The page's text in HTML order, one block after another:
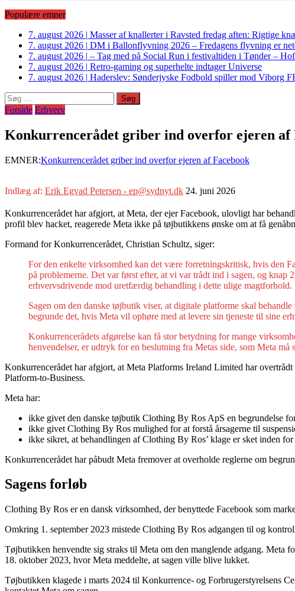
Populære emner
7. august 2026 | Masser af knallerter i Ravsted fredag aften: Rigtige
7. august 2026 | DM i Ballonflyvning 2026 – Fredagens flyvning er
7. august 2026 | – Tag med på Social Run i festivaltiden i Tønder –
7. august 2026 | Retro-gaming og superhelte indtager Universe
7. august 2026 | Haderslev: Sønderjyske Fodbold spiller mod Viborg
Søg
efter:
Forside Erhverv
Konkurrencerådet griber ind overfor ejeren af
EMNER:Konkurrencerådet griber ind overfor ejeren af Facebook
Indlæg af: Erik Egvad Petersen - ep@sydnyt.dk 24. juni 2026
Konkurrencerådet har afgjort, at Meta, der ejer Facebook, ulovligt har
profil blev hacket, reagerede Meta ikke på tøjbutikkens ønske om at få
Formand for Konkurrencerådet, Christian Schultz, siger:
For den enkelte virksomhed kan det være forretningskritisk, hvis den
på problemerne. Det var først efter, at vi var trådt ind i sagen, og
erhvervsdrivende mod uretfærdig behandling i dette ulige magtforhold.
Sagen om den danske tøjbutik viser, at digitale platforme skal
begrunde det, hvis Meta vil ophøre med at levere sin tjeneste til sine
Konkurrencerådets afgørelse kan få stor betydning for mange
henvendelser, er udtryk for en beslutning fra Metas side, som Meta må
Konkurrencerådet har afgjort, at Meta Platforms Ireland Limited har
Platform-to-Business.
Meta har:
ikke givet den danske tøjbutik Clothing By Ros ApS en begrundelse
ikke givet Clothing By Ros mulighed for at forstå årsagerne til
ikke sikret, at behandlingen af Clothing By Ros’ klage er sket inden
Konkurrencerådet har påbudt Meta fremover at overholde reglerne om
Sagens forløb
Clothing By Ros er en dansk virksomhed, der benyttede Facebook som
Omkring 1. september 2023 mistede Clothing By Ros adgangen til og
Tøjbutikken henvendte sig straks til Meta om den manglende adgang.
18. oktober 2023, hvor Meta meddelte, at sagen ville blive lukket.
Tøjbutikken klagede i marts 2024 til Konkurrence- og Forbrugerstyrelsens